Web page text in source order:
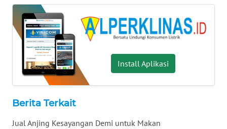
Install Aplikasi
Berita Terkait
Jual Anjing Kesayangan Demi untuk Makan
WN
SUMSEL
WN
BENGKULU
LAMPUNG